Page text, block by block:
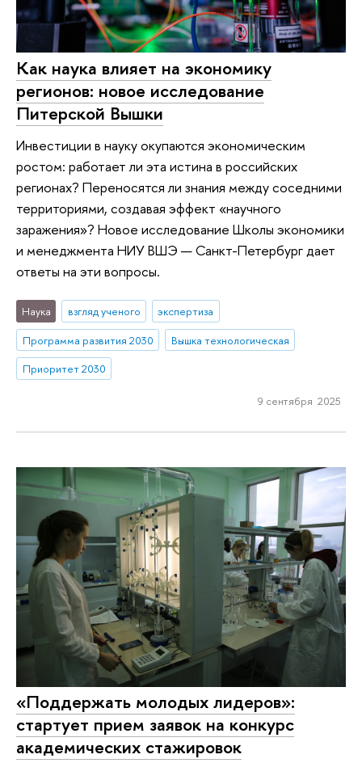
Как наука влияет на экономику
регионов: новое исследование
Питерской Вышки
Инвестиции в науку окупаются экономическим
ростом: работает ли эта истина в российских
регионах? Переносятся ли знания между соседними
территориями, создавая эффект «научного
заражения»? Новое исследование Школы экономики
и менеджмента НИУ ВШЭ — Санкт-Петербург дает
ответы на эти вопросы.
Наука взгляд ученого
экспертиза
Программа развития 2030
Вышка технологическая
Приоритет 2030
9 сентября 2025
«Поддержать молодых лидеров»:
стартует прием заявок на конкурс
академических стажировок